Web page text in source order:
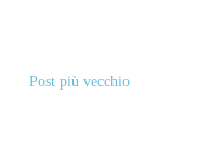
Post più vecchio